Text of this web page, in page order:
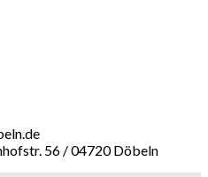
56 / 04720 Döbeln